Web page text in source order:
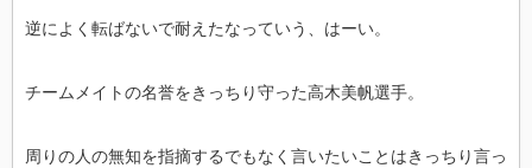
逆によく転ばないで耐えたなっていう、はーい。
チームメイトの名誉をきっちり守った高木美帆選手。
周りの人の無知を指摘するでもなく言いたいことはきっちり言っ